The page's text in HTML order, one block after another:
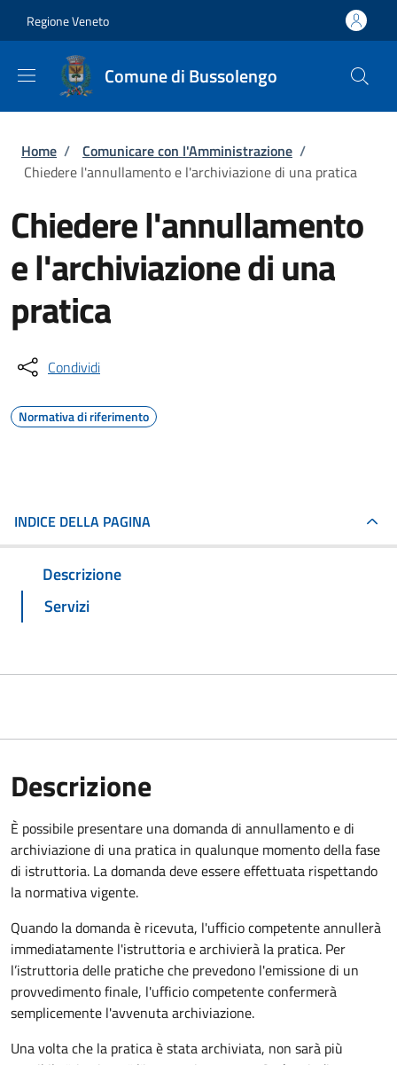
Regione Veneto
Comune di Bussolengo
Briciole di pane
Home / Comunicare con l'Amministrazione /
Chiedere l'annullamento e l'archiviazione di una pratica
Chiedere l'annullamento
e l'archiviazione di una
pratica
Condividi
Normativa di riferimento
INDICE DELLA PAGINA
Descrizione
Servizi
Descrizione
È possibile presentare una domanda di annullamento e di
archiviazione di una pratica in qualunque momento della fase
di istruttoria. La domanda deve essere effettuata rispettando
la normativa vigente.
Quando la domanda è ricevuta, l'ufficio competente annullerà
immediatamente l'istruttoria e archivierà la pratica. Per
l’istruttoria delle pratiche che prevedono l'emissione di un
provvedimento finale, l'ufficio competente confermerà
semplicemente l'avvenuta archiviazione.
Una volta che la pratica è stata archiviata, non sarà più